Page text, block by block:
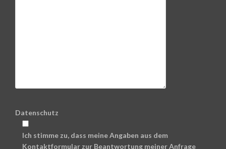
Datenschutz
Ich stimme zu, dass meine Angaben aus dem
Kontaktformular zur Beantwortung meiner Anfrage